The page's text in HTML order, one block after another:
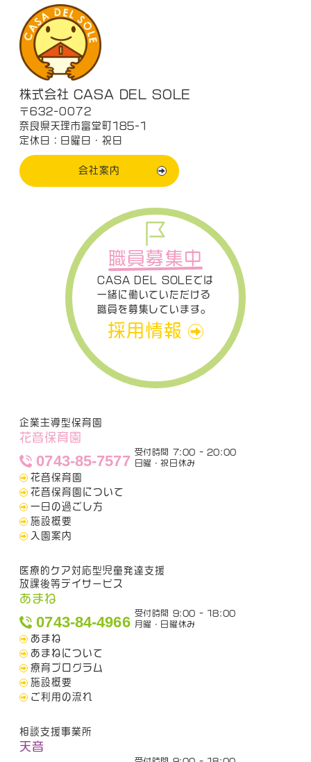
株式会社 CASA DEL SOLE
〒632-0072
奈良県天理市富堂町185-1
定休日：日曜日・祝日
会社案内
職員募集中
CASA DEL SOLEでは
一緒に働いていただける
職員を募集しています。
採用情報
企業主導型保育園
花音保育園
0743-85-7577
受付時間 7:00 - 20:00
日曜・祝日休み
花音保育園
花音保育園について
一日の過ごし方
施設概要
入園案内
医療的ケア対応型児童発達支援
放課後等デイサービス
あまね
0743-84-4966
受付時間 9:00 - 18:00
月曜・日曜休み
あまね
あまねについて
療育プログラム
施設概要
ご利用の流れ
相談支援事業所
天音